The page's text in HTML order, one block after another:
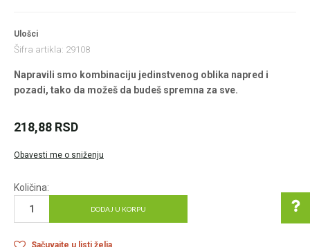
Ulošci
Šifra artikla: 29108
Napravili smo kombinaciju jedinstvenog oblika napred i
pozadi, tako da možeš da budeš spremna za sve.
218,88 RSD
Obavesti me o sniženju
Količina:
DODAJ U KORPU
Sačuvajte u listi želja